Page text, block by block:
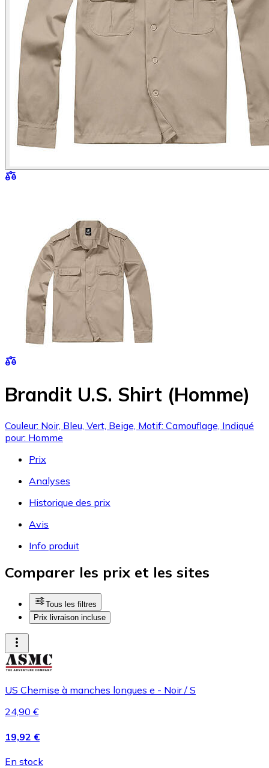
Brandit U.S. Shirt (Homme)
Couleur: Noir, Bleu, Vert, Beige, Motif: Camouflage, Indiqué
pour: Homme
Prix
Analyses
Historique des prix
Avis
Info produit
Comparer les prix et les sites
Tous les filtres
Prix livraison incluse
US Chemise à manches longues e - Noir / S
24,90 €
19,92 €
En stock